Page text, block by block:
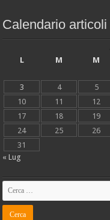
Calendario articoli
L
M M
3
4 5
10
11 12
17
18 19
24
25 26
31
« Lug